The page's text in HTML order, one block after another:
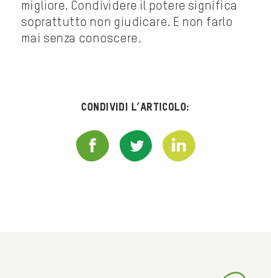
migliore. Condividere il potere significa
soprattutto non giudicare. E non farlo
mai senza conoscere.
Condividi l’articolo: